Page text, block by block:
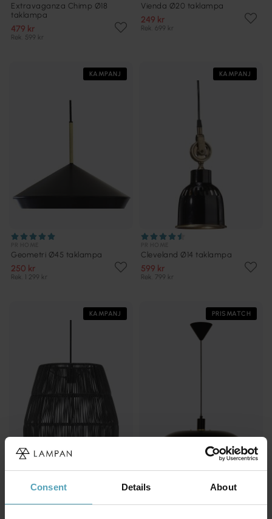
Consent Details About
Extravaganza Chimp Ø18
taklampa
479 kr
Rek. 599 kr
Vienda Ø20 taklampa
249 kr
Rek. 699 kr
KAMPANJ
Geometri Ø45 taklampa
250 kr
Rek. 1 299 kr
KAMPANJ
Cleveland Ø14 taklampa
599 kr
Rek. 799 kr
KAMPANJ
PR HOME
749 kr
PRISMATCH
ANETA LIGHTING
1 295 kr